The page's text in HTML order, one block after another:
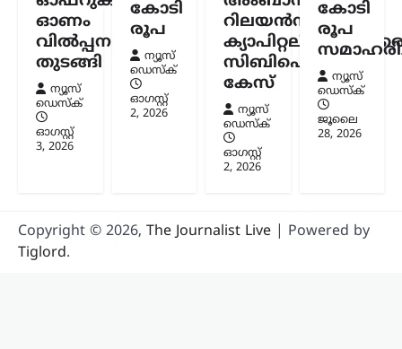
ചെറളായിയിലെ വസതിയിലെത്തിയാണ്
തിരുവനന്തപുരം സൈബർ പൊലീസ്…
ഓണം
വിൽപ്പന
തുടങ്ങി
ന്യൂസ്
ഡെസ്ക്
ഓഗസ്റ്റ്‌
3, 2026
കോടി
രൂപ
ന്യൂസ്
ഡെസ്ക്
ഓഗസ്റ്റ്‌
2, 2026
റിലയൻസ്
സിബിഐ
കേസ്
ന്യൂസ്
ഡെസ്ക്
ഓഗസ്റ്റ്‌
2, 2026
കോടി
രൂപ
ന്യൂസ്
ഡെസ്ക്
ജൂലൈ
28, 2026
Copyright © 2026, The Journalist Live | Powered by
Tiglord.